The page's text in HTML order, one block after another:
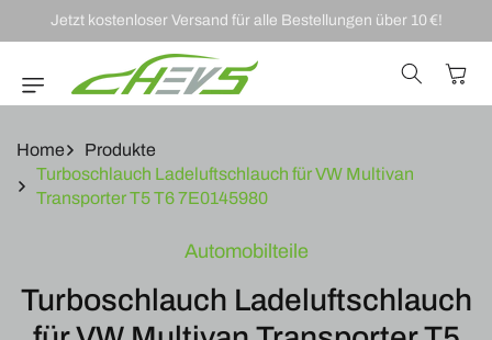
DIREKT ZUM
INHALT
Jetzt kostenloser Versand für alle Bestellungen über 10 €!
Home
Produkte
Turboschlauch Ladeluftschlauch für VW Multivan
Transporter T5 T6 7E0145980
Automobilteile
Turboschlauch Ladeluftschlauch